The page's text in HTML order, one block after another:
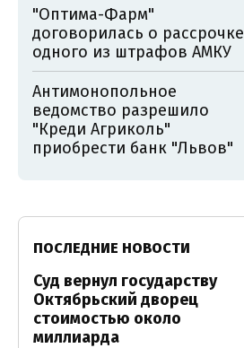
"Оптима-Фарм"
договорилась о рассрочке
одного из штрафов АМКУ
Антимонопольное
ведомство разрешило
"Креди Агриколь"
приобрести банк "Львов"
ПОСЛЕДНИЕ НОВОСТИ
Суд вернул государству
Октябрьский дворец
стоимостью около
миллиарда